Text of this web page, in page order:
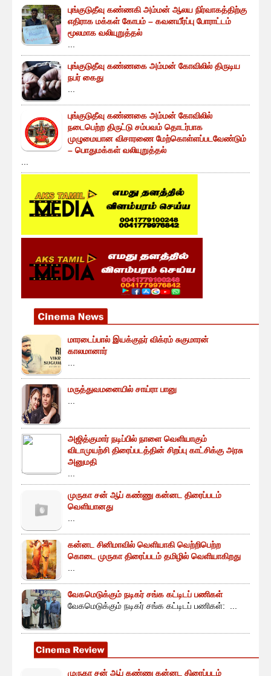
புங்குடுதீவு கண்ணகி அம்மன் ஆலய நிர்வாகத்திற்கு
எதிராக மக்கள் கோபம் – கவனயீர்ப்பு போராட்டம்
மூலமாக வலியுறுத்தல்
புங்குடுதீவு கண்ணகை அம்மன் கோவிலில் திருடிய
நபர் கைது
புங்குடுதீவு கண்ணகை அம்மன் கோவிலில்
நடைபெற்ற திருட்டு சம்பவம் தொடர்பாக
முழுமையான விசாரணை மேற்கொள்ளப்படவேண்டும்
– பொதுமக்கள் வலியுறுத்தல்
மாரடைப்பால் இயக்குநர் விக்ரம் சுகுமாரன்
காலமானார்
மருத்துவமனையில் சாய்ரா பானு
அஜித்குமார் நடிப்பில் நாளை வெளியாகும்
விடாமுயற்சி திரைப்படத்தின் சிறப்பு காட்சிக்கு அரசு
அனுமதி
முருகா சன் ஆப் கண்ணு கன்னட திரைப்படம்
வெளியானது
கன்னட சினிமாவில் வெளியாகி வெற்றிபெற்ற
கொடை முருகா திரைப்படம் தமிழில் வெளியாகிறது
வேகமெடுக்கும் நடிகர் சங்க கட்டிடப் பணிகள்
வேகமெடுக்கும் நடிகர் சங்க கட்டிடப் பணிகள்: ...
முருகா சன் ஆப் கண்ணு கன்னட திரைப்படம்